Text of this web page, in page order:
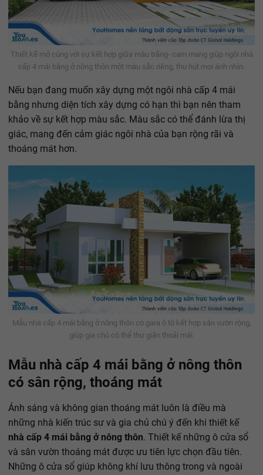
Thiết kế mở cùng với sự kết hợp giữa màu trắng- cam mang giúp ngôi nhà
cấp 4 mái bằng ở nông thôn một màu sắc riêng, thu hút mọi ánh nhìn.
Nếu bạn đang muốn xây dựng một ngôi nhà cấp 4 mái
bằng nhưng diện tích xây dựng có hạn thì bạn nên tham
khảo về sự kết hợp màu sắc. Màu sắc có thể đánh lừa thị
giác, mang đến cảm giác ngôi nhà của bạn rộng rãi và
thoáng mát hơn.
Mẫu nhà cấp 4 mái bằng ở nông thôn có gara ô tô kết hợp sân vườn rộng,
giúp gia chủ có thể thư giãn thoải mái.
Mẫu nhà cấp 4 mái bằng ở nông thôn
có sân rộng, thoáng mát
Ánh sáng và không gian thoáng mát luôn là điều mà
những nhà kiến trúc sư và gia chủ chú ý đến khi thiết kế
nhà cấp 4 mái bằng ở nông thôn. Thiết kế những ô cửa sổ
và sân vườn thoáng mát được ưu tiên lực chọn đầu tiên.
Những ô cửa sổ giúp không khí lưu thông trong và ngoài